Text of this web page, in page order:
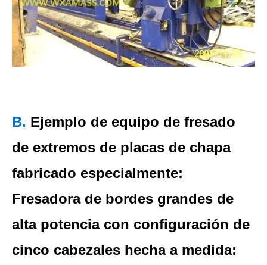
B. Ejemplo de equipo de fresado
de extremos de placas de chapa
fabricado especialmente:
Fresadora de bordes grandes de
alta potencia con configuración de
cinco cabezales hecha a medida: